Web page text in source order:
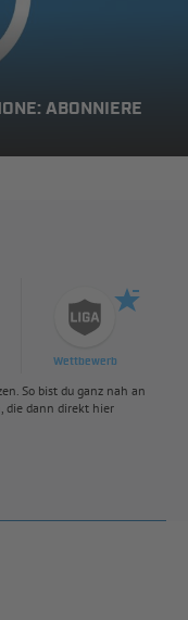
ABONNIERE
Wettbewerb
So bist du ganz nah an
die dann direkt hier